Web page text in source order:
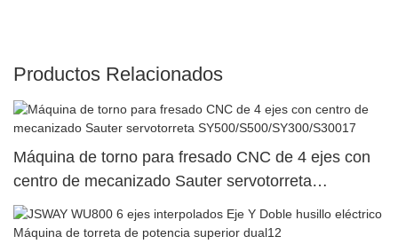
Productos Relacionados
Máquina de torno para fresado CNC de 4 ejes con
centro de mecanizado Sauter servotorreta
SY500/S500/SY300/S30017